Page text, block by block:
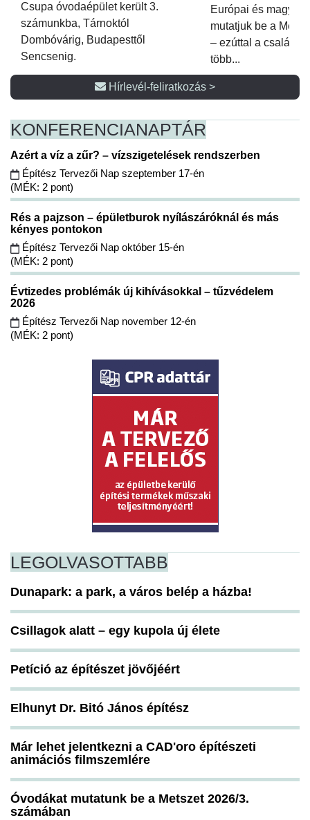
Csupa óvodaépület került 3.
számunkba, Tárnoktól
Dombóvárig, Budapesttől
Sencsenig.
Európai és magyar
mutatjuk be a
– ezúttal a családi
több...
Hírlevél-feliratkozás >
KONFERENCIANAPTÁR
Azért a víz a zűr? – vízszigetelések rendszerben
Építész Tervezői Nap szeptember 17-én
(MÉK: 2 pont)
Rés a pajzson – épületburok nyílászáróknál és más
kényes pontokon
Építész Tervezői Nap október 15-én
(MÉK: 2 pont)
Évtizedes problémák új kihívásokkal – tűzvédelem
2026
Építész Tervezői Nap november 12-én
(MÉK: 2 pont)
LEGOLVASOTTABB
Dunapark: a park, a város belép a házba!
Csillagok alatt – egy kupola új élete
Petíció az építészet jövőjéért
Elhunyt Dr. Bitó János építész
Már lehet jelentkezni a CAD'oro építészeti
animációs filmszemlére
Óvodákat mutatunk be a Metszet 2026/3.
számában